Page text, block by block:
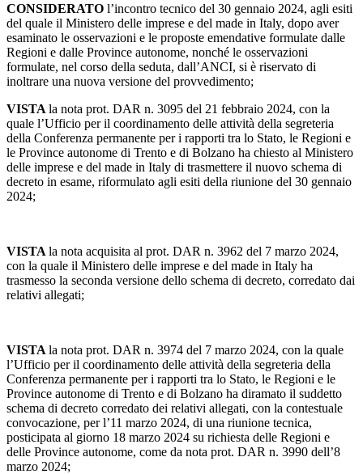
CONSIDERATO l’incontro tecnico del 30 gennaio 2024, agli esiti
del quale il Ministero delle imprese e del made in Italy, dopo aver
esaminato le osservazioni e le proposte emendative formulate dalle
Regioni e dalle Province autonome, nonché le osservazioni
formulate, nel corso della seduta, dall’ANCI, si è riservato di
inoltrare una nuova versione del provvedimento;
VISTA la nota prot. DAR n. 3095 del 21 febbraio 2024, con la
quale l’Ufficio per il coordinamento delle attività della segreteria
della Conferenza permanente per i rapporti tra lo Stato, le Regioni e
le Province autonome di Trento e di Bolzano ha chiesto al Ministero
delle imprese e del made in Italy di trasmettere il nuovo schema di
decreto in esame, riformulato agli esiti della riunione del 30 gennaio
2024;
VISTA la nota acquisita al prot. DAR n. 3962 del 7 marzo 2024,
con la quale il Ministero delle imprese e del made in Italy ha
trasmesso la seconda versione dello schema di decreto, corredato dai
relativi allegati;
VISTA la nota prot. DAR n. 3974 del 7 marzo 2024, con la quale
l’Ufficio per il coordinamento delle attività della segreteria della
Conferenza permanente per i rapporti tra lo Stato, le Regioni e le
Province autonome di Trento e di Bolzano ha diramato il suddetto
schema di decreto corredato dei relativi allegati, con la contestuale
convocazione, per l’11 marzo 2024, di una riunione tecnica,
posticipata al giorno 18 marzo 2024 su richiesta delle Regioni e
delle Province autonome, come da nota prot. DAR n. 3990 dell’8
marzo 2024;